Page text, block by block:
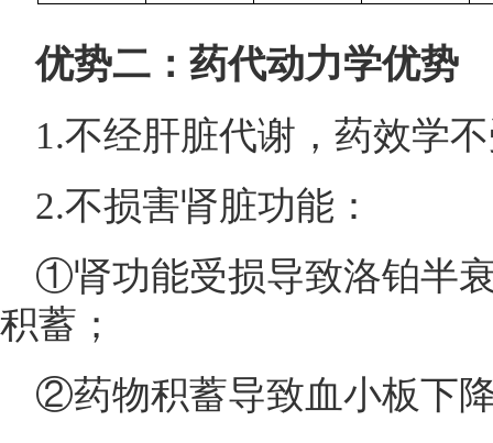
优势二：药代动力学优势
1.不经肝脏代谢，药效学
2.不损害肾脏功能：
①肾功能受损导致洛铂半
积蓄；
②药物积蓄导致血小板下